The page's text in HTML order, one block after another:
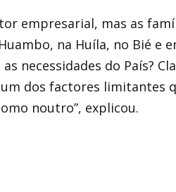
empresarial, mas as
na Huíla, no Bié e
necessidades do País?
dos factores limitantes
noutro”, explicou.